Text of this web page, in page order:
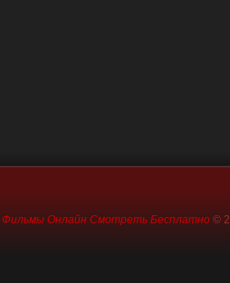
Фильмы Онлайн Смотреть Бесплатно ©